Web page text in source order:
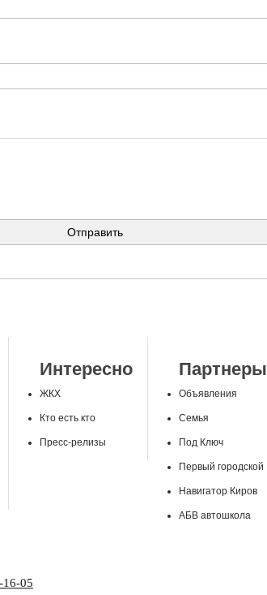
Интересно
ЖКХ
Кто есть кто
Пресс-релизы
Партнеры
Объявления
Семья
Под Ключ
Первый городской
Навигатор Киров
АБВ автошкола
16-05